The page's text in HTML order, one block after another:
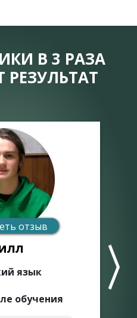
В 3 РАЗА
отзыв
язык
обучения